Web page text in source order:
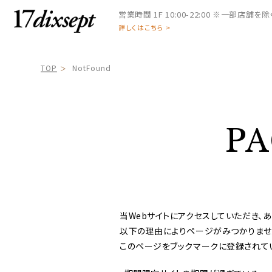
営業時間1F 10:00-22:00 ※一部店舗
詳しくはこちら >
TOP NotFound
当Webサイトにアクセスしていただき、
以下の理由によりページがみつかりませ
このページをブックマークに登録され